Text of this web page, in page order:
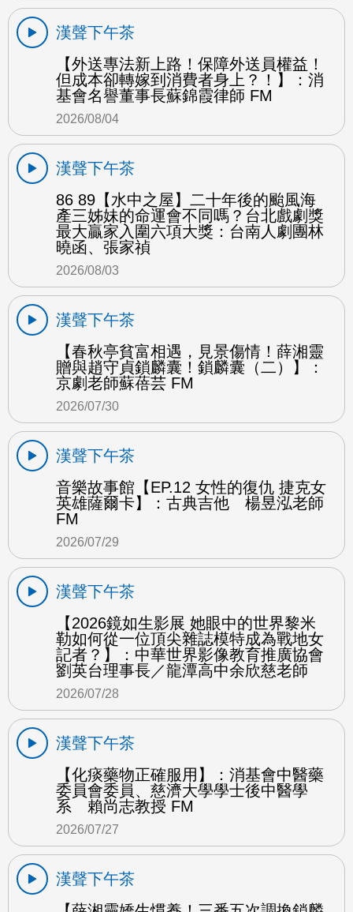
漢聲下午茶
【外送專法新上路！保障外送員權益！
但成本卻轉嫁到消費者身上？！】：消
基會名譽董事長蘇錦霞律師 FM
2026/08/04
漢聲下午茶
86 89【水中之屋】二十年後的颱風海
產三姊妹的命運會不同嗎？台北戲劇獎
最大贏家入圍六項大獎：台南人劇團林
曉函、張家禎
2026/08/03
漢聲下午茶
【春秋亭貧富相遇，見景傷情！薛湘靈
贈與趙守貞鎖麟囊！鎖麟囊（二）】：
京劇老師蘇蓓芸 FM
2026/07/30
漢聲下午茶
音樂故事館【EP.12 女性的復仇 捷克女
英雄薩爾卡】：古典吉他 楊昱泓老師
FM
2026/07/29
漢聲下午茶
【2026鏡如生影展 她眼中的世界黎米
勒如何從一位頂尖雜誌模特成為戰地女
記者？】：中華世界影像教育推廣協會
劉英台理事長／龍潭高中余欣慈老師
2026/07/28
漢聲下午茶
【化痰藥物正確服用】：消基會中醫藥
委員會委員、慈濟大學學士後中醫學
系 賴尚志教授 FM
2026/07/27
漢聲下午茶